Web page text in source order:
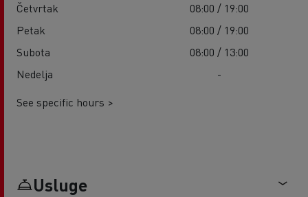
Četvrtak
08:00 / 19:00
Petak
08:00 / 19:00
Subota
08:00 / 13:00
Nedelja
-
See specific hours >
Usluge